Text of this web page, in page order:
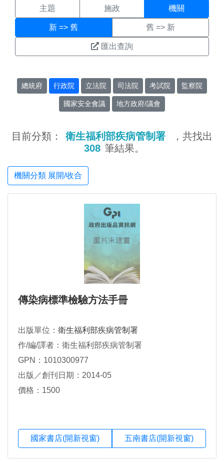
主題 施政 機關
新 => 舊 舊 => 新
匯出查詢
總統府 行政院 立法院 司法院 考試院 監察院
國家安全會議 地方政府/議會
目前分類： 衛生福利部疾病管制署
，共找出
308 筆結果。
機關分類 展開/收合
傳染病標準檢驗方法手冊
出版單位： 衛生福利部疾病管制署
作/編/譯者：衛生福利部疾病管制署
GPN：1010300977
出版／創刊日期：2014-05
價格：1500
國家書店(開新視窗) 五南書店(開新視窗)